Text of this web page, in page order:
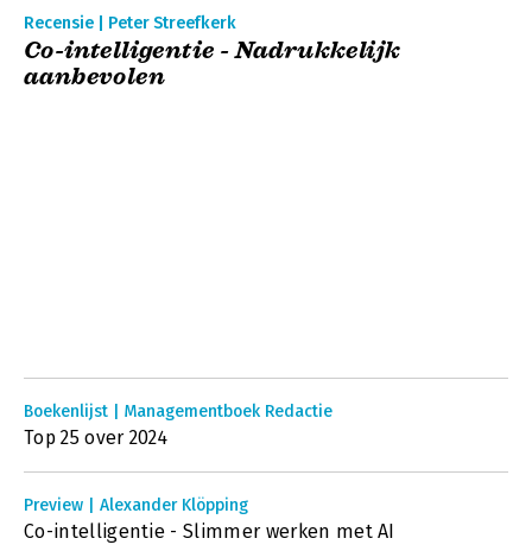
Recensie | Peter Streefkerk
Co-intelligentie - Nadrukkelijk
aanbevolen
Boekenlijst | Managementboek Redactie
Top 25 over 2024
Preview | Alexander Klöpping
Co-intelligentie - Slimmer werken met AI